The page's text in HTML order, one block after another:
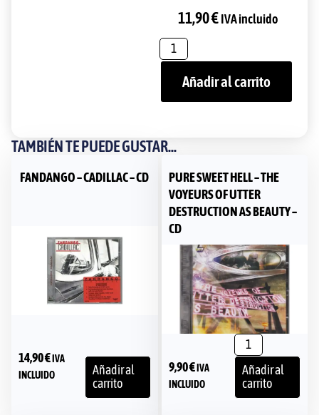
11,90€IVA incluido
Añadir al carrito
TAMBIÉN TE PUEDE GUSTAR...
FANDANGO – CADILLAC – CD
14,90€ IVA
INCLUIDO
Añadir al
carrito
PURE SWEET HELL – THE
VOYEURS OF UTTER
DESTRUCTION AS BEAUTY –
CD
9,90€ IVA
INCLUIDO
Añadir al
carrito